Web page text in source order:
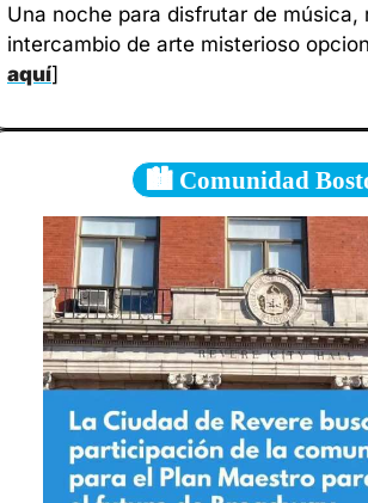
Una noche para disfrutar de música,
intercambio de arte misterioso
aquí]
🏙️ Comunidad